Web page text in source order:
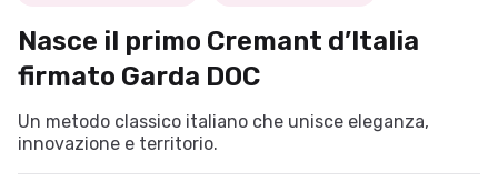
Nasce il primo Cremant d’Italia
firmato Garda DOC
Un metodo classico italiano che unisce eleganza,
innovazione e territorio.